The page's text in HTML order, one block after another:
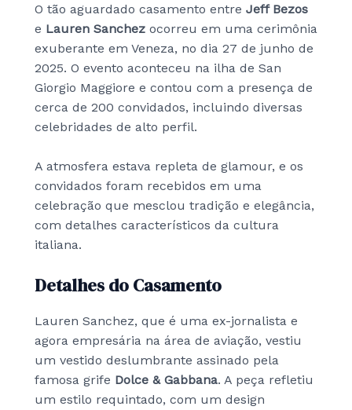
O tão aguardado casamento entre Jeff Bezos
e Lauren Sanchez ocorreu em uma cerimônia
exuberante em Veneza, no dia 27 de junho de
2025. O evento aconteceu na ilha de San
Giorgio Maggiore e contou com a presença de
cerca de 200 convidados, incluindo diversas
celebridades de alto perfil.
A atmosfera estava repleta de glamour, e os
convidados foram recebidos em uma
celebração que mesclou tradição e elegância,
com detalhes característicos da cultura
italiana.
Detalhes do Casamento
Lauren Sanchez, que é uma ex-jornalista e
agora empresária na área de aviação, vestiu
um vestido deslumbrante assinado pela
famosa grife Dolce & Gabbana. A peça refletiu
um estilo requintado, com um design